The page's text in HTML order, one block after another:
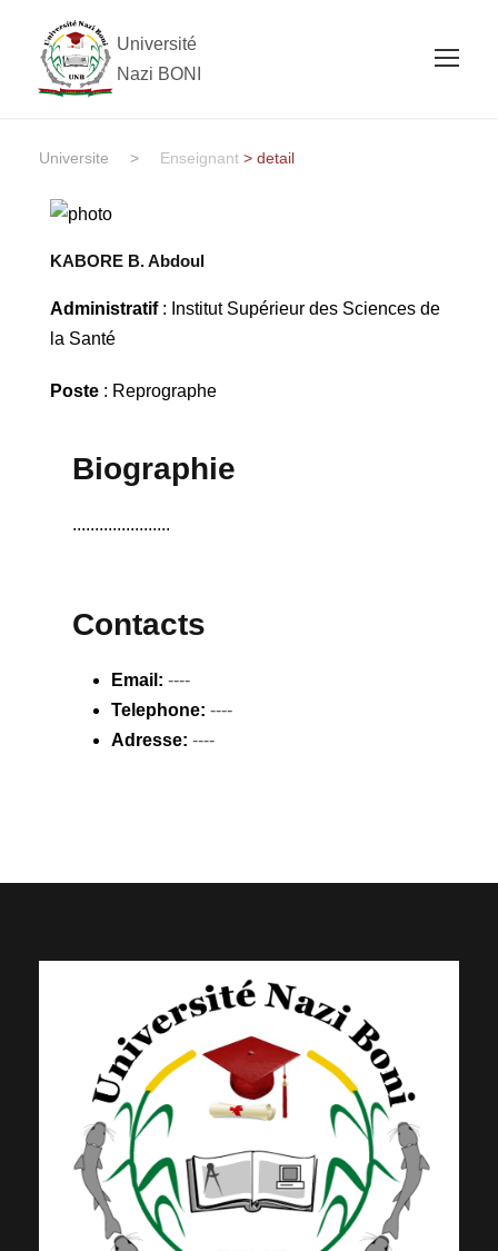
Université
Nazi BONI
Universite > Enseignant > detail
KABORE B. Abdoul
Administratif : Institut Supérieur des Sciences de
la Santé
Poste: Reprographe
Biographie
......................
Contacts
Email: ----
Telephone: ----
Adresse: ----